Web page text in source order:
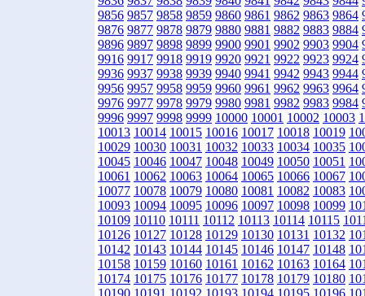
9856 9857 9858 9859 9860 9861 9862 9863 9864
9876 9877 9878 9879 9880 9881 9882 9883 9884
9896 9897 9898 9899 9900 9901 9902 9903 9904
9916 9917 9918 9919 9920 9921 9922 9923 9924
9936 9937 9938 9939 9940 9941 9942 9943 9944
9956 9957 9958 9959 9960 9961 9962 9963 9964
9976 9977 9978 9979 9980 9981 9982 9983 9984
9996 9997 9998 9999 10000 10001 10002 10003
10013 10014 10015 10016 10017 10018 10019
10029 10030 10031 10032 10033 10034 10035
10045 10046 10047 10048 10049 10050 10051
10061 10062 10063 10064 10065 10066 10067
10077 10078 10079 10080 10081 10082 10083
10093 10094 10095 10096 10097 10098 10099
10109 10110 10111 10112 10113 10114 10115
10126 10127 10128 10129 10130 10131 10132
10142 10143 10144 10145 10146 10147 10148
10158 10159 10160 10161 10162 10163 10164
10174 10175 10176 10177 10178 10179 10180
10190 10191 10192 10193 10194 10195 10196